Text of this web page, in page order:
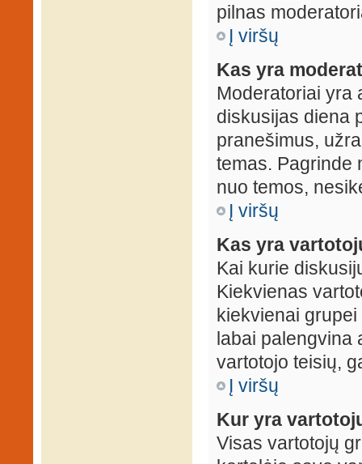
pilnas
Į viršų
Kas yra
Moderatoriai yra
diskusijas diena
pranešimus,
temas. Pagrinde
nuo temos,
Į viršų
Kas yra
Kai kurie
Kiekvienas
kiekvienai
labai palengvina
vartotojo teisių,
Į viršų
Kur yra
Visas vartotojų